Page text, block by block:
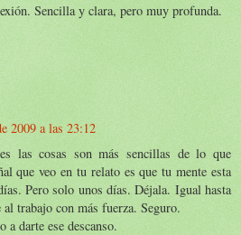
Sencilla y clara, pero muy profunda.
2009 a las 23:12
las cosas son más sencillas de lo que
que veo en tu relato es que tu mente esta
Pero solo unos días. Déjala. Igual hasta
trabajo con más fuerza. Seguro.
a darte ese descanso.